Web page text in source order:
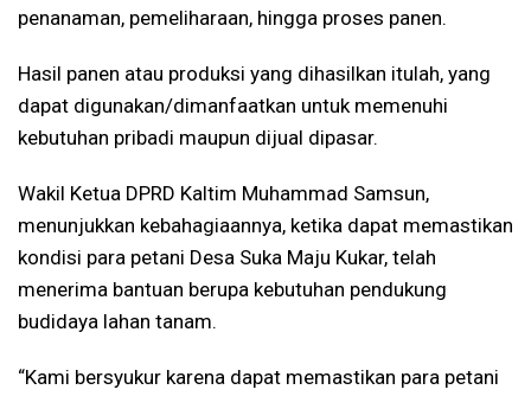
penanaman, pemeliharaan, hingga proses panen.
Hasil panen atau produksi yang dihasilkan itulah, yang
dapat digunakan/dimanfaatkan untuk memenuhi
kebutuhan pribadi maupun dijual dipasar.
Wakil Ketua DPRD Kaltim Muhammad Samsun,
menunjukkan kebahagiaannya, ketika dapat memastikan
kondisi para petani Desa Suka Maju Kukar, telah
menerima bantuan berupa kebutuhan pendukung
budidaya lahan tanam.
“Kami bersyukur karena dapat memastikan para petani